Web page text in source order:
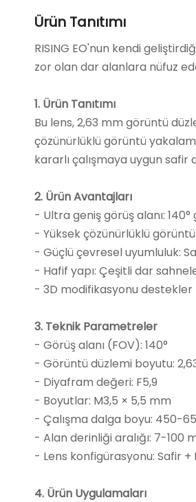
Ürün Tanıtımı
RISING EO'nun kendi
zor olan dar alanlara nüfuz
1. Ürün Tanıtımı
Bu lens, 2,63 mm görüntü
çözünürlüklü görüntü
kararlı çalışmaya uygun safir
2. Ürün Avantajları
- Ultra geniş görüş alanı:
- Yüksek çözünürlüklü
- Güçlü çevresel uyumluluk:
- Hafif yapı: Çeşitli dar
- 3D modifikasyonu destekler
3. Teknik Parametreler
- Görüş alanı (FOV): 140°
- Görüntü düzlemi boyutu:
- Diyafram değeri: F5,9
- Boyutlar: M3,5 × 5,5 mm
- Çalışma dalga boyu: 450-
- Alan derinliği aralığı: 7-100
- Lens konfigürasyonu: Safir
4. Ürün Uygulamaları